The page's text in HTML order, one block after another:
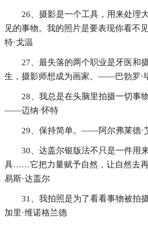
26、摄影是一个工具，用来处理
见的事物。我的照片是要表现你看
特·戈温
27、最失落的两个职业是牙医和
生，摄影师想成为画家。——巴勃罗·
28、我总是在头脑里拍摄一切事
——迈纳·怀特
29、保持简单。——阿尔弗莱德·
30、达盖尔银版法不只是一件用
具……它把力量赋予自然，让自然去
易斯·达盖尔
31、我拍照是为了看看事物被
加里·维诺格兰德